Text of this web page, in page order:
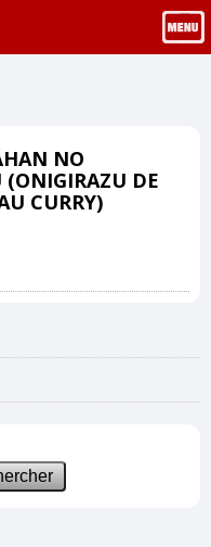
NO
(ONIGIRAZU DE
CURRY)